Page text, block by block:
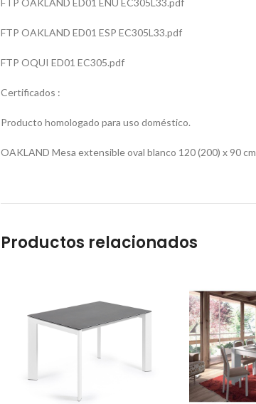
FTP OAKLAND ED01 ENU EC305L33.pdf
FTP OAKLAND ED01 ESP EC305L33.pdf
FTP OQUI ED01 EC305.pdf
Certificados :
Producto homologado para uso doméstico.
OAKLAND Mesa extensible oval blanco 120 (200) x 90 cm
Productos relacionados